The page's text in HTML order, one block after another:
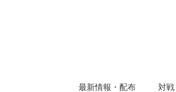
最新情報・配布 対